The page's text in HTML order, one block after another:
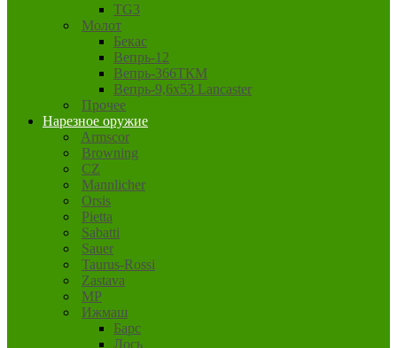
TG3
Молот
Бекас
Вепрь-12
Вепрь-366ТКМ
Вепрь-9,6х53 Lancaster
Прочее
Нарезное оружие
Armscor
Browning
CZ
Mannlicher
Orsis
Pietta
Sabatti
Sauer
Taurus-Rossi
Zastava
MP
Ижмаш
Барс
Лось